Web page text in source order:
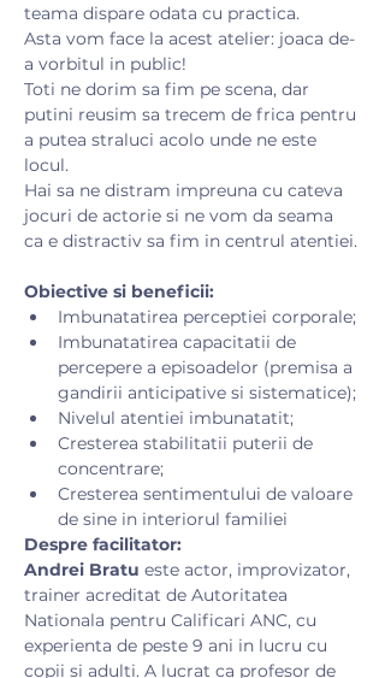
teama dispare odata cu practica.
Asta vom face la acest atelier: joaca de-
a vorbitul in public!
Toti ne dorim sa fim pe scena, dar
putini reusim sa trecem de frica pentru
a putea straluci acolo unde ne este
locul.
Hai sa ne distram impreuna cu cateva
jocuri de actorie si ne vom da seama
ca e distractiv sa fim in centrul atentiei.
Obiective si beneficii:
Imbunatatirea perceptiei corporale;
Imbunatatirea capacitatii de
percepere a episoadelor (premisa a
gandirii anticipative si sistematice);
Nivelul atentiei imbunatatit;
Cresterea stabilitatii puterii de
concentrare;
Cresterea sentimentului de valoare
de sine in interiorul familiei
Despre facilitator:
Andrei Bratu este actor, improvizator,
trainer acreditat de Autoritatea
Nationala pentru Calificari ANC, cu
experienta de peste 9 ani in lucru cu
copii si adulti. A lucrat ca profesor de